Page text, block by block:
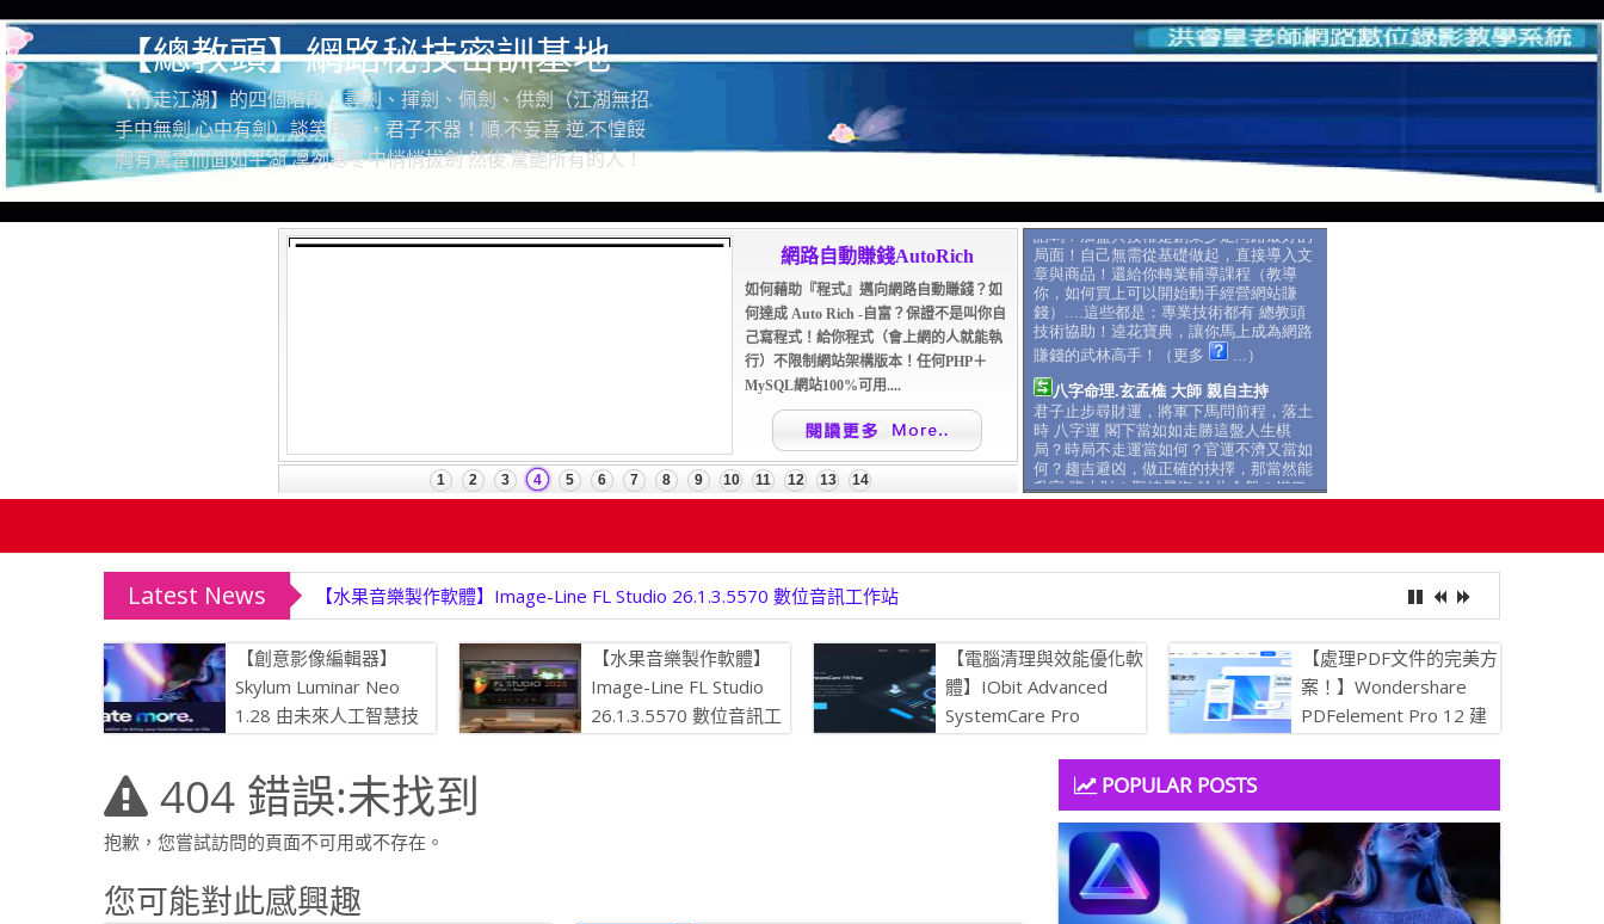
【總教頭】網路秘技密訓基地
【行走江湖】的四個階段：尋劍、揮劍、佩劍、供劍（江湖無招.
手中無劍.心中有劍）談笑用兵，君子不器！順.不妄喜 逆.不惶餒
胸有驚雷而面如平湖 凜冽寒冬中悄悄拔劍 然後.驚艷所有的人！
Latest News 【水果音樂製作軟體】Image-Line FL Studio 26.1.3.5570 數位音訊工作站
【創意影像編輯器】
Skylum Luminar Neo
1.28 由未來人工智慧技
【水果音樂製作軟體】
Image-Line FL Studio
26.1.3.5570 數位音訊工
【電腦清理與效能優化軟
體】IObit Advanced
SystemCare Pro
【處理PDF文件的完美方
案！】Wondershare
PDFelement Pro 12 建
簡易 PDF 解決方案
404 錯誤:未找到
抱歉，您嘗試訪問的頁面不可用或不存在。
您可能對此感興趣
POPULAR POSTS